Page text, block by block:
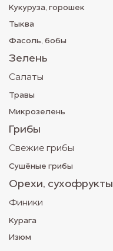
Кукуруза, горошек
Тыква
Фасоль, бобы
Зелень
Салаты
Травы
Микрозелень
Грибы
Свежие грибы
Сушёные грибы
Орехи, сухофрукты
Финики
Курага
Изюм